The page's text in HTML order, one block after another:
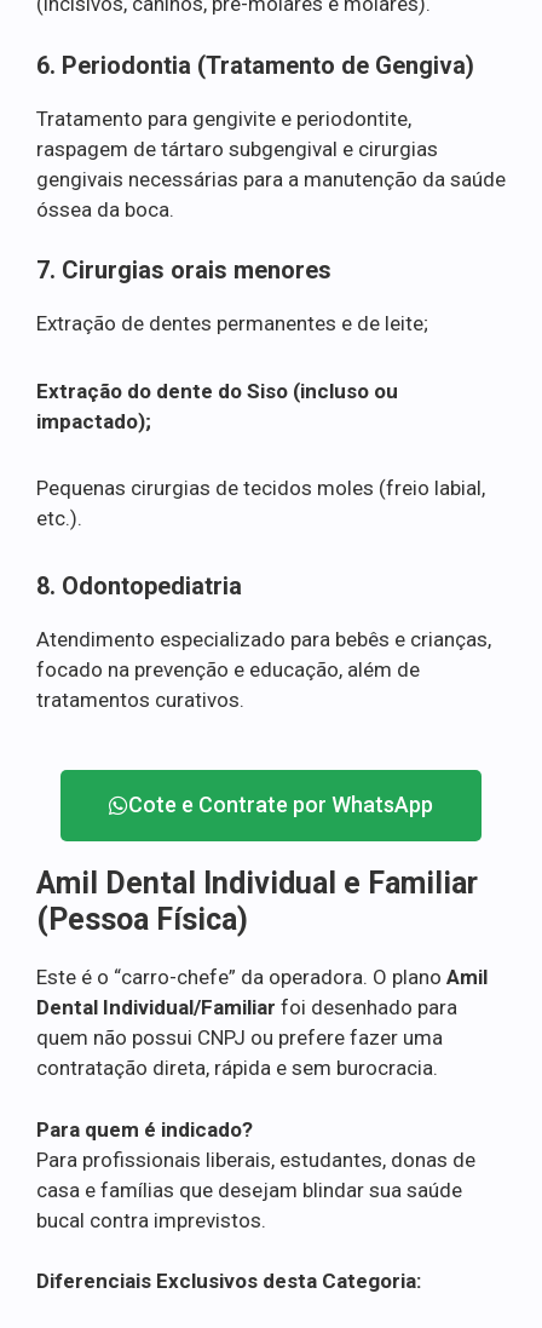
6. Periodontia (Tratamento de Gengiva)
Tratamento para gengivite e periodontite,
raspagem de tártaro subgengival e cirurgias
gengivais necessárias para a manutenção da saúde
óssea da boca.
7. Cirurgias orais menores
Extração de dentes permanentes e de leite;
Extração do dente do Siso (incluso ou
impactado);
Pequenas cirurgias de tecidos moles (freio labial,
etc.).
8. Odontopediatria
Atendimento especializado para bebês e crianças,
focado na prevenção e educação, além de
tratamentos curativos.
Cote e Contrate por WhatsApp
Amil Dental Individual e Familiar
(Pessoa Física)
Este é o “carro-chefe” da operadora. O plano Amil
Dental Individual/Familiar foi desenhado para
quem não possui CNPJ ou prefere fazer uma
contratação direta, rápida e sem burocracia.
Para quem é indicado?
Para profissionais liberais, estudantes, donas de
casa e famílias que desejam blindar sua saúde
bucal contra imprevistos.
Diferenciais Exclusivos desta Categoria: